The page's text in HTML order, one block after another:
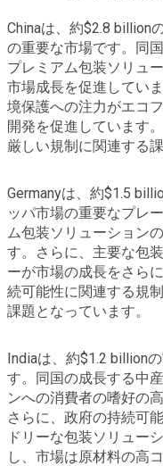
Chinaは、約$2.8 billion
の重要な市場です。同
プレミアム包装ソリュ
市場成長を促進してい
境保護への注力がエコ
開発を促進しています
厳しい規制に関連する
Germanyは、約$1.5
ッパ市場の重要なプレ
ム包装ソリューション
す。さらに、主要な包
ーが市場の成長をさら
続可能性に関連する規
課題となっています。
Indiaは、約$1.2 billion
す。同国の成長する中
ンへの消費者の嗜好の
さらに、政府の持続可
ドリーな包装ソリュー
し、市場は原材料の高